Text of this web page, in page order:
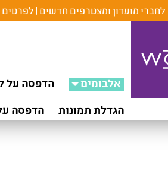
אלבומים הדפסה על
הגדלת תמונות
הדפסה